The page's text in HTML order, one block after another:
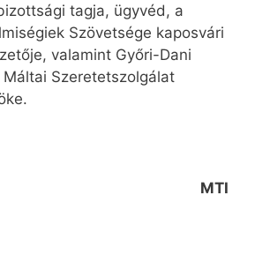
tagja, ügyvéd, a
Szövetsége kaposvári
valamint Győri-Dani
Szeretetszolgálat
MTI